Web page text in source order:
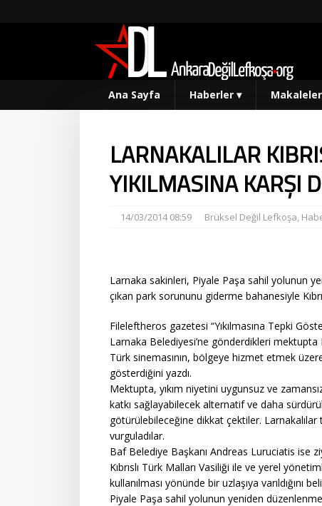
Ana Sayfa Haberler ▾ Makaleler
LARNAKALILAR
YIKILMASINA KARŞI
14/03/2014 08:59 Brüksel Değil Lefkoşa,
Larnaka sakinleri, Piyale Paşa sahil yolunun
çıkan park sorununu giderme bahanesiyle
Fileleftheros gazetesi “Yıkılmasına Tepki
Larnaka Belediyesi’ne gönderdikleri mektupta
Türk sinemasının, bölgeye hizmet etmek
gösterdiğini yazdı.
Mektupta, yıkım niyetini uygunsuz ve
katkı sağlayabilecek alternatif ve daha
götürülebileceğine dikkat çektiler.
vurguladılar.
Baf Belediye Başkanı Andreas Luruciatis ise
Kıbrıslı Türk Malları Vasiliği ile ve yerel
kullanılması yönünde bir uzlaşıya varıldığını
Piyale Paşa sahil yolunun yeniden